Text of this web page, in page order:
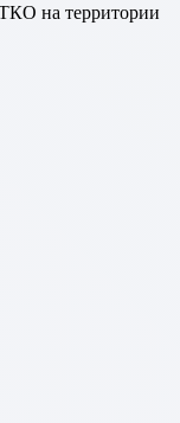
на территории